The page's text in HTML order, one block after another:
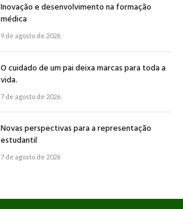
Inovação e desenvolvimento na formação
médica
9 de agosto de 2026
O cuidado de um pai deixa marcas para toda a
vida.
7 de agosto de 2026
Novas perspectivas para a representação
estudantil
7 de agosto de 2026